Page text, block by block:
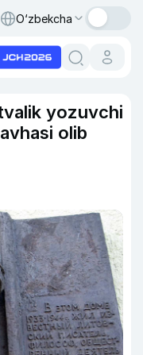
O‘zbekcha
yozuvchi
olib